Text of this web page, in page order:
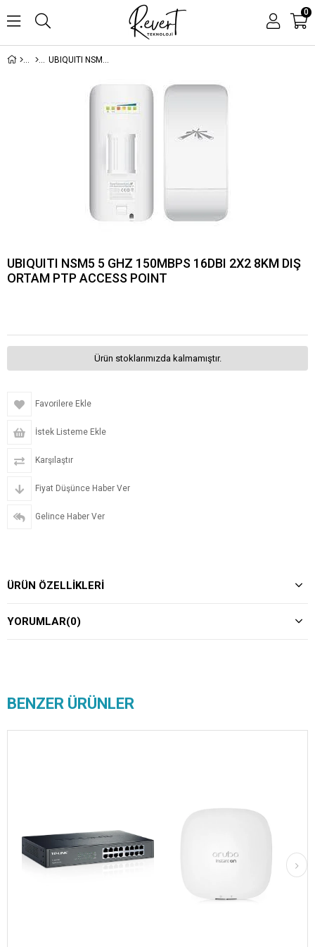
0
UBIQUITI NSM5 5 GHZ 150MBPS 16DBI 2X2 8KM DIŞ ORTAM PTP ACCESS POINT
UBIQUITI NSM5 5 GHZ 150MBPS 16DBI 2X2 8KM DIŞ
ORTAM PTP ACCESS POINT
Ürün stoklarımızda kalmamıştır.
Favorilere Ekle
İstek Listeme Ekle
Karşılaştır
Fiyat Düşünce Haber Ver
Gelince Haber Ver
ÜRÜN ÖZELLIKLERI
YORUMLAR(0)
BENZER ÜRÜNLER